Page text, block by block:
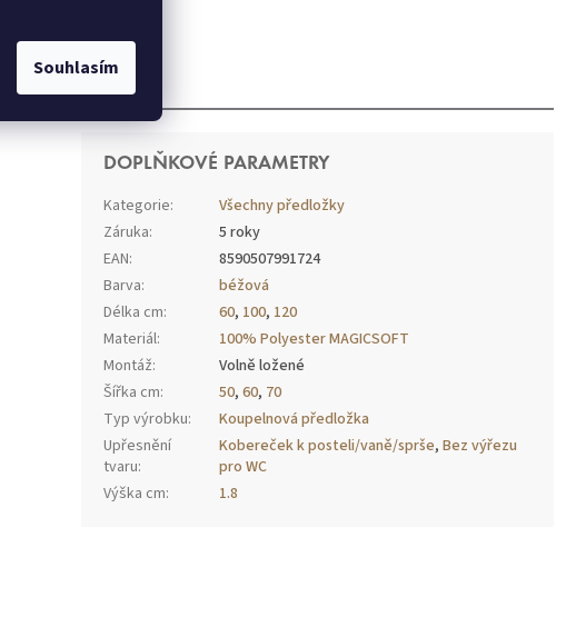
Souhlasím
DOPLŇKOVÉ PARAMETRY
Kategorie:
Všechny předložky
Záruka:
5 roky
EAN:
8590507991724
Barva:
béžová
Délka cm: 60, 100, 120
Materiál:
100% Polyester MAGICSOFT
Montáž:
Volně ložené
Šířka cm: 50,60, 70
Typ výrobku:
Koupelnová předložka
Upřesnění
tvaru:
Kobereček k posteli/vaně/sprše,Bez výřezu
pro WC
Výška cm: 1.8